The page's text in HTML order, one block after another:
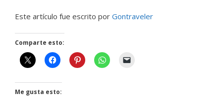
Este artículo fue escrito por Gontraveler
Comparte esto:
Me gusta esto: